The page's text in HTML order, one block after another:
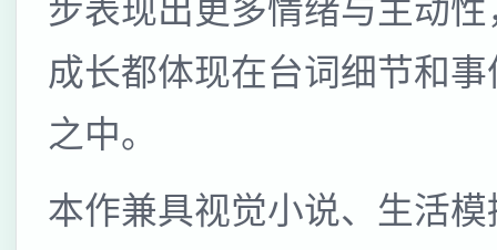
步表现出更多情绪与主动
成长都体现在台词细节和
之中。
本作兼具视觉小说、生活